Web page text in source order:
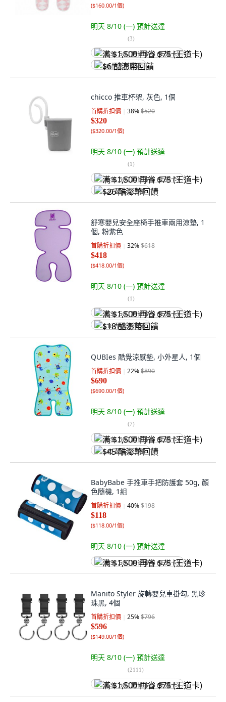
($160.00/1個)
明天 8/10 (一) 預計送達
(3)
满 $1,500 再省 $75 (王道卡)
$6 酷澎幣回饋
chicco 推車杯架, 灰色, 1個
首購折扣價 38%$520
$320
($320.00/1個)
明天 8/10 (一) 預計送達
(1)
满 $1,500 再省 $75 (王道卡)
$26 酷澎幣回饋
舒寒嬰兒安全座椅手推車兩用涼墊, 1
個, 粉紫色
首購折扣價 32%$618
$418
($418.00/1個)
明天 8/10 (一) 預計送達
(1)
满 $1,500 再省 $75 (王道卡)
$18 酷澎幣回饋
QUBIes 酷覺涼感墊, 小外星人, 1個
首購折扣價 22%$890
$690
($690.00/1個)
明天 8/10 (一) 預計送達
(7)
满 $1,500 再省 $75 (王道卡)
$45 酷澎幣回饋
BabyBabe 手推車手把防護套 50g, 顏
色隨機, 1組
首購折扣價 40%$198
$118
($118.00/1個)
明天 8/10 (一) 預計送達
满 $1,500 再省 $75 (王道卡)
Manito Styler 旋轉嬰兒車掛勾, 黑珍
珠黑, 4個
首購折扣價 25%$796
$596
($149.00/1個)
明天 8/10 (一) 預計送達
(2111)
满 $1,500 再省 $75 (王道卡)